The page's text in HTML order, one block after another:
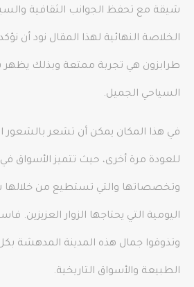
شيقة مع تحفظ الجوانب الثقافية
الخلاصة النهائية لهذا المقال نود أن
طرابزون هي تجربة ممتعة وبذلك يظهر
السياحي الجميل.
في هذا المكان يمكن أن تشعر بالشعور
للعودة مرة أخرى، حيث تتميز الأسواق
وتخصصاتها والتي تستطيع من خلالها
اليومية التي يحتاجها الزوار العزيزين.
وتذوقوا جمال هذه المدينة المدهشة
الطبيعة والأسواق التاريخية.